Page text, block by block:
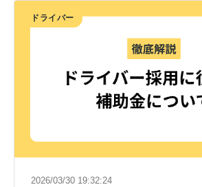
ドライバー
2026/03/30 19:32:24